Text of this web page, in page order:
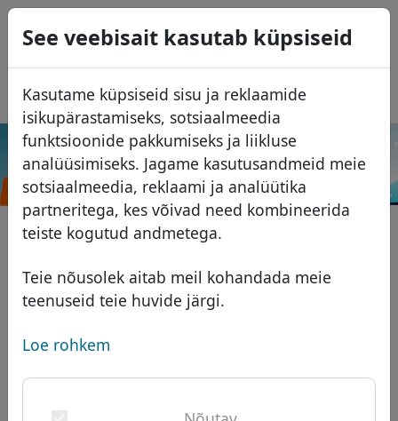
See veebisait kasutab küpsiseid
Kasutame küpsiseid sisu ja reklaamide
isikupärastamiseks, sotsiaalmeedia
funktsioonide pakkumiseks ja liikluse
analüüsimiseks. Jagame kasutusandmeid meie
sotsiaalmeedia, reklaami ja analüütika
partneritega, kes võivad need kombineerida
teiste kogutud andmetega.
Teie nõusolek aitab meil kohandada meie
teenuseid teie huvide järgi.
Loe rohkem
Domeenid
Domeeni andmebaas
Aafrika domeenid
Aasia domeenid
Euroopa domeenid
Lähis-Ida domeenid
Põhja-Ameerika domeenid
Lõuna-Ameerika domeenid
Hinnakiri
Soodustused
Üleandmine
Otsi
Teenused
ID Protect
DNS majutus
WHOIS
Kahefaktoriline autentimine
USD
EUR
GBP
Español
Français
Italiano
Português
Română
.信
息
Otsi